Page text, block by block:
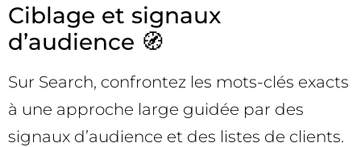
Ciblage et signaux
d’audience 🧭
Sur Search, confrontez les mots-clés exacts
à une approche large guidée par des
signaux d’audience et des listes de clients.